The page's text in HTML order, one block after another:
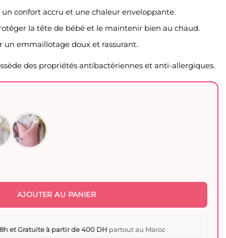
confort accru et une chaleur enveloppante.
la tête de bébé et le maintenir bien au chaud.
un emmaillotage doux et rassurant.
des propriétés antibactériennes et anti-allergiques.
AJOUTER AU PANIER
et Gratuite à partir de 400 DH partout au Maroc